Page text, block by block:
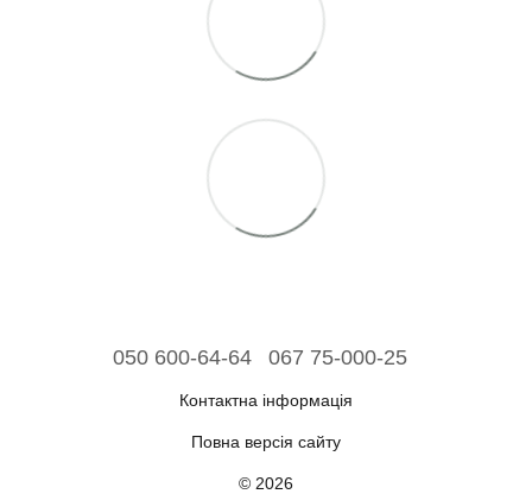
050 600-64-64 067 75-000-25
Контактна інформація
Повна версія сайту
© 2026